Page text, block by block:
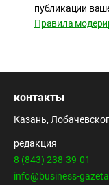
публикации
Правила
контакты
Казань,
редакция
8 (843) 238-39-01
info@business-